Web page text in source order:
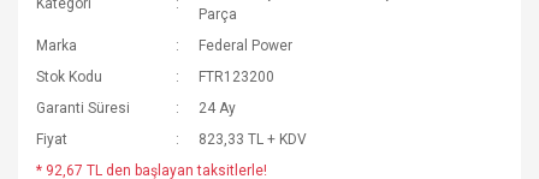
Kategori
Parça
Marka
Federal Power
Stok Kodu
FTR123200
Garanti Süresi
24 Ay
Fiyat
823,33 TL + KDV
* 92,67 TL den başlayan taksitlerle!